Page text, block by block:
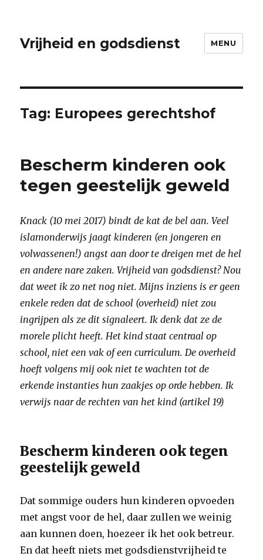
Vrijheid en godsdienst MENU
Tag: Europees gerechtshof
Bescherm kinderen ook
tegen geestelijk geweld
Knack (10 mei 2017) bindt de kat de bel aan. Veel
islamonderwijs jaagt kinderen (en jongeren en
volwassenen!) angst aan door te dreigen met de hel
en andere nare zaken. Vrijheid van godsdienst? Nou
dat weet ik zo net nog niet.Mijns inziens is er geen
enkele reden dat de school (overheid) niet zou
ingrijpen als ze dit signaleert. Ik denk dat ze de
morele plicht heeft. Het kind staat centraal op
school, niet een vak of een curriculum. De overheid
hoeft volgens mij ook niet te wachten tot de
erkende instanties hun zaakjes op orde hebben. Ik
verwijs naar de rechten van het kind (artikel 19)
Bescherm kinderen ook tegen
geestelijk geweld
Dat sommige ouders hun kinderen opvoeden
met angst voor de hel, daar zullen we weinig
aan kunnen doen, hoezeer ik het ook betreur.
En dat heeft niets met godsdienstvrijheid te